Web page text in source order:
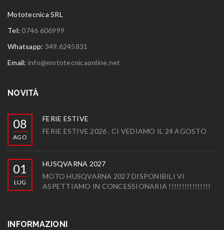
Mototecnica SRL
Tel:0746 606999
Whatsapp: 349.6245831
Email: info@mototecnicaonline.net
NOVITÀ
08
AGO
FERIE ESTIVE
FERIE ESTIVE 2026 . CI VEDIAMO IL 24 AGOSTO
01
LUG
HUSQVARNA 2027
MOTO HUSQVARNA 2027 DISPONIBILI VI
ASPETTIAMO IN CONCESSIONARIA !!!!!!!!!!!!!!!!
INFORMAZIONI